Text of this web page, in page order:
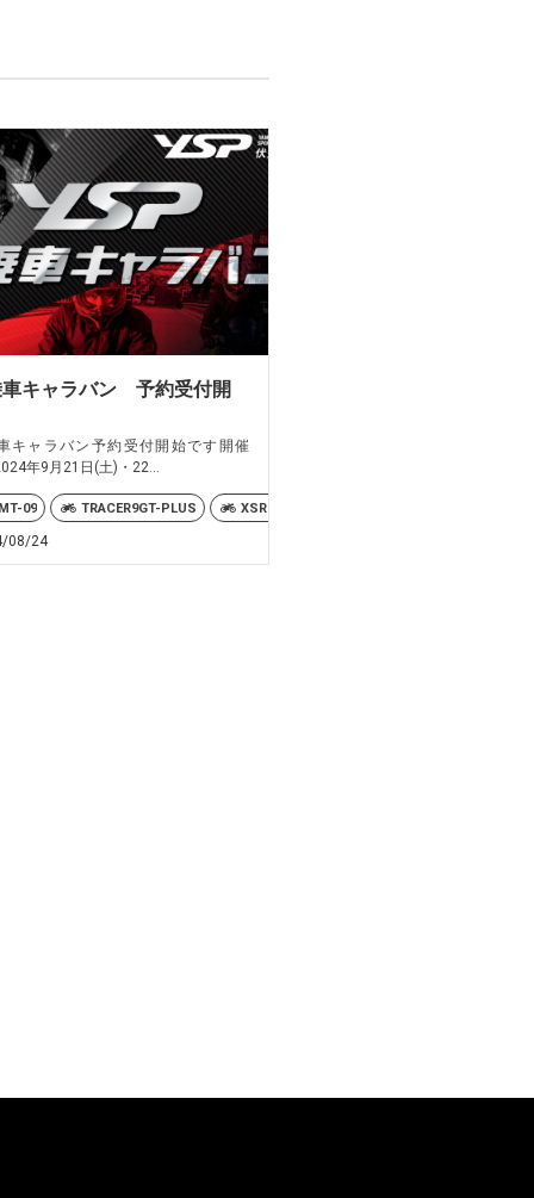
キャラバン 予約受付開
キャラバン予約受付開始です開催
年9月21日(土)・22...
09 TRACER9GT-PLUS XSR900
08/24